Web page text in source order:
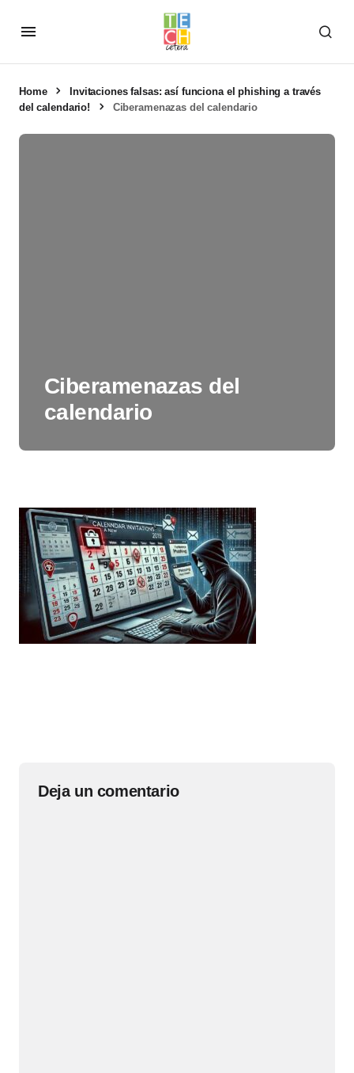
Home
Invitaciones falsas: así funciona el phishing a través
del calendario!
Ciberamenazas del calendario
Ciberamenazas del
calendario
Deja un comentario